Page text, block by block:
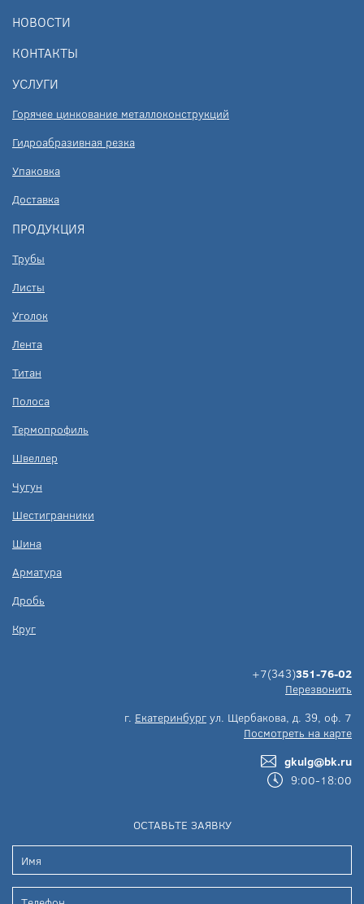
НОВОСТИ
КОНТАКТЫ
УСЛУГИ
Горячее цинкование металлоконструкций
Гидроабразивная резка
Упаковка
Доставка
ПРОДУКЦИЯ
Трубы
Листы
Уголок
Лента
Титан
Полоса
Термопрофиль
Швеллер
Чугун
Шестигранники
Шина
Арматура
Дробь
Круг
+7(343)351-76-02
Перезвонить
г. Екатеринбург ул. Щербакова, д. 39, оф. 7
Посмотреть на карте
gkulg@bk.ru
9:00-18:00
ОСТАВЬТЕ ЗАЯВКУ